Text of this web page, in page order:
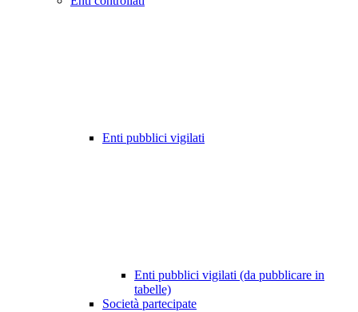
Enti pubblici vigilati
Enti pubblici vigilati (da pubblicare in
tabelle)
Società partecipate